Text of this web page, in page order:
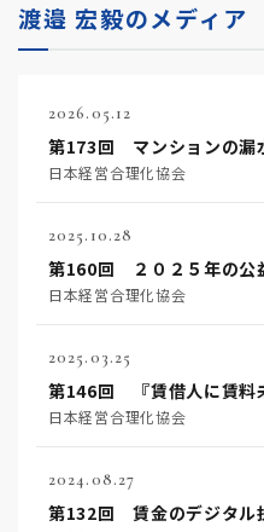
渡邉 宏毅のメディア
2026.05.12
第173回 マンションの漏
日本経営合理化協会
2025.10.28
日本経営合理化協会
2025.03.25
日本経営合理化協会
2024.08.27
第132回 賃金のデジタル